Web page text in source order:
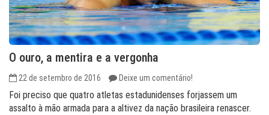
O ouro, a mentira e a vergonha
22 de setembro de 2016 Deixe um comentário!
Foi preciso que quatro atletas estadunidenses forjassem um
assalto à mão armada para a altivez da nação brasileira renascer.